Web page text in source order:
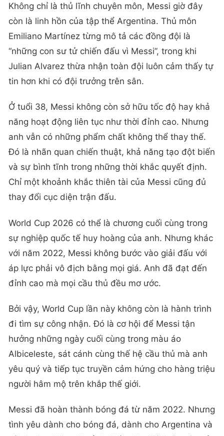
Không chỉ là thủ lĩnh chuyên môn, Messi giờ đây
còn là linh hồn của tập thể Argentina. Thủ môn
Emiliano Martínez từng mô tả các đồng đội là
“những con sư tử chiến đấu vì Messi”, trong khi
Julian Alvarez thừa nhận toàn đội luôn cảm thấy tự
tin hơn khi có đội trưởng trên sân.
Ở tuổi 38, Messi không còn sở hữu tốc độ hay khả
năng hoạt động liên tục như thời đỉnh cao. Nhưng
anh vẫn có những phẩm chất không thể thay thế.
Đó là nhãn quan chiến thuật, khả năng tạo đột biến
và sự bình tĩnh trong những thời khắc quyết định.
Chỉ một khoảnh khắc thiên tài của Messi cũng đủ
thay đổi cục diện trận đấu.
World Cup 2026 có thể là chương cuối cùng trong
sự nghiệp quốc tế huy hoàng của anh. Nhưng khác
với năm 2022, Messi không bước vào giải đấu với
áp lực phải vô địch bằng mọi giá. Anh đã đạt đến
đỉnh cao mà mọi cầu thủ đều mơ ước.
Bởi vậy, World Cup lần này không còn là hành trình
đi tìm sự công nhận. Đó là cơ hội để Messi tận
hưởng những ngày cuối cùng trong màu áo
Albiceleste, sát cánh cùng thế hệ cầu thủ mà anh
yêu quý và tiếp tục truyền cảm hứng cho hàng triệu
người hâm mộ trên khắp thế giới.
Messi đã hoàn thành bóng đá từ năm 2022. Nhưng
tình yêu dành cho bóng đá, dành cho Argentina và